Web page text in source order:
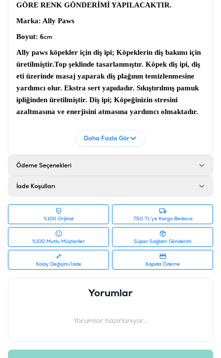
GÖRE RENK GÖNDERİMİ YAPILACAKTIR.
Marka: Ally Paws
Boyut: 6cm
Ally paws köpekler için diş ipi; Köpeklerin diş bakımı için
üretilmiştir.Top şeklinde tasarlanmıştır. Köpek diş ipi, diş
eti üzerinde masaj yaparak diş plağının temizlenmesine
yardımcı olur. Ekstra sert yapıdadır. Sıkıştırılmış pamuk
ipliğinden üretilmiştir. Diş ipi; Köpeğinizin stresini
azaltmasına ve enerjisini atmasına yardımcı olmaktadır.
:
8681475636189
Daha Fazla Gör
Ödeme Seçenekleri
İade Koşulları
%100 Orijinal 750 TL'ye Kargo Bedava
%100 Mutlu Müşteriler Süper Sağlam Gönderim
Kolay Değişim/İade Kapıda Ödeme
Yorumlar
Yorumlar hazırlanıyor...